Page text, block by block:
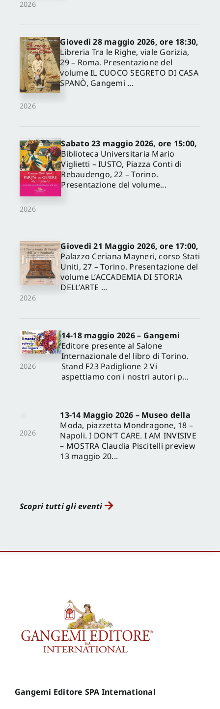
2026
2026
Giovedì 28 maggio 2026, ore 18:30,
Libreria Tra le Righe, viale Gorizia,
29 – Roma. Presentazione del
volume IL CUOCO SEGRETO DI CASA
SPANÒ, Gangemi ...
2026
Sabato 23 maggio 2026, ore 15:00,
Biblioteca Universitaria Mario
Viglietti – IUSTO, Piazza Conti di
Rebaudengo, 22 – Torino.
Presentazione del volume...
2026
Giovedì 21 Maggio 2026, ore 17:00,
Palazzo Ceriana Mayneri, corso Stati
Uniti, 27 – Torino. Presentazione del
volume L’ACCADEMIA DI STORIA
DELL’ARTE ...
2026
14-18 maggio 2026 – Gangemi
Editore presente al Salone
Internazionale del libro di Torino.
Stand F23 Padiglione 2 Vi
aspettiamo con i nostri autori p...
2026
13-14 Maggio 2026 – Museo della
Moda, piazzetta Mondragone, 18 –
Napoli. I DON’T CARE. I AM INVISIVE
– MOSTRA Claudia Piscitelli preview
13 maggio 20...
Scopri tutti gli eventi
Gangemi Editore SPA International